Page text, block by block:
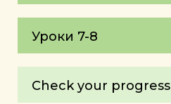
Уроки 7-8
Check your progress